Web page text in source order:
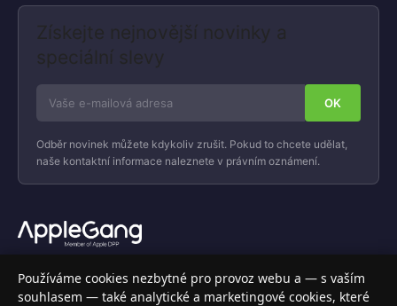
Získejte nejnovější novinky a
speciální slevy
Odběr novinek můžete kdykoliv zrušit. Pokud to chcete udělat,
naše kontaktní informace naleznete v právním oznámení.
Váš specializovaný obchod s Apple produkty, příslušenstvím a
elektronikou. Nakupujte bezpečně a s jistotou.
Používáme cookies nezbytné pro provoz webu a — s vaším
souhlasem — také analytické a marketingové cookies, které